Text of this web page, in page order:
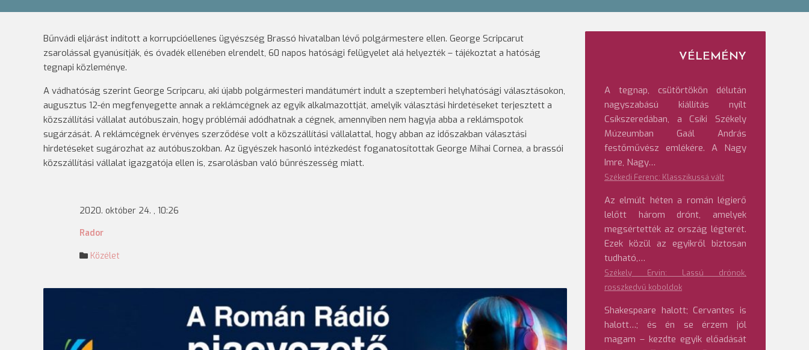
Bűnvádi eljárást indított a korrupcióellenes ügyészség Brassó hivatalban lévő polgármestere ellen. George Scripcarut
zsarolással gyanúsítják, és óvadék ellenében elrendelt, 60 napos hatósági felügyelet alá helyezték – tájékoztat a hatóság
tegnapi közleménye.
A vádhatóság szerint George Scripcaru, aki újabb polgármesteri mandátumért indult a szeptemberi helyhatósági választásokon,
augusztus 12-én megfenyegette annak a reklámcégnek az egyik alkalmazottját, amelyik választási hirdetéseket terjesztett a
közszállítási vállalat autóbuszain, hogy próblémái adódhatnak a cégnek, amennyiben nem hagyja abba a reklámspotok
sugárzását. A reklámcégnek érvényes szerződése volt a közszállítási vállalattal, hogy abban az időszakban választási
hirdetéseket sugározhat az autóbuszokban. Az ügyészek hasonló intézkedést foganatosítottak George Mihai Cornea, a brassói
közszállítási vállalat igazgatója ellen is, zsarolásban való bűnrészesség miatt.
2020. október 24. , 10:26
Rador
Közélet
VÉLEMÉNY
A tegnap, csütörtökön délután
nagyszabású kiállítás nyílt
Csíkszeredában, a Csíki Székely
Múzeumban Gaál András
festőművész emlékére. A Nagy
Imre, Nagy…
Székedi Ferenc: Klasszikussá vált
Az elmúlt héten a román légierő
lelőtt három drónt, amelyek
megsértették az ország légterét.
Ezek közül az egyikről biztosan
tudható,…
Székely Ervin: Lassú drónok,
rosszkedvű koboldok
Shakespeare halott; Cervantes is
halott…; és én se érzem jól
magam – kezdte egyik előadását